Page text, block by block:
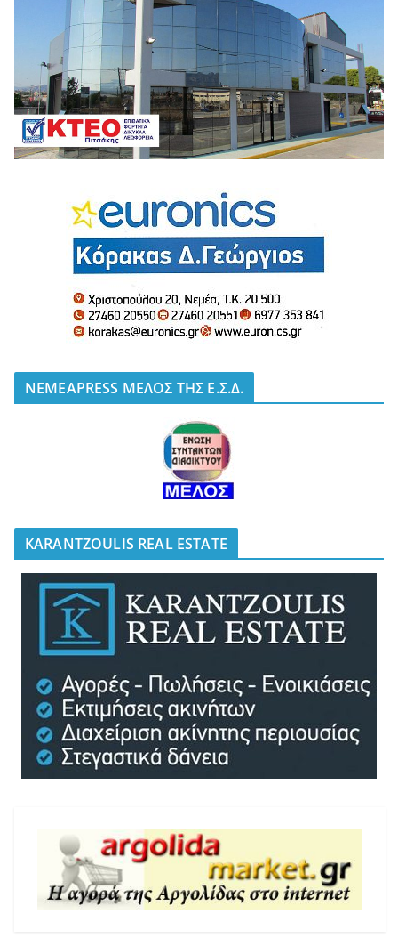
NEMEAPRESS ΜΕΛΟΣ ΤΗΣ Ε.Σ.Δ.
KARANTZOULIS REAL ESTATE